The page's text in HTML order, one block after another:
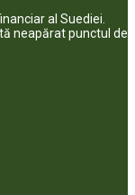
al Suediei.
neapărat punctul de